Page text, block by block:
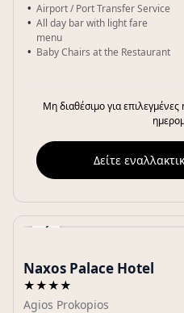
Airport / Port Transfer Service
All day bar with light fare
menu
Baby Chairs at the Restaurant
Μη διαθέσιμο για
Δείτε
‹
Naxos Palace Hotel
★★★★
Agios Prokopios